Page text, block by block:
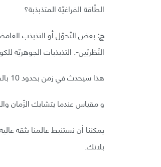
الطّاقة الفراغيّة المتذبذبة؟
ج: بعض التّحوّل أو التذبذب
النّظريّين-. التذبذبات الجوهريّة
هذا سيحدث في زمن بحدود 10 بالقوة - 34 ثانية – وهو ما يسمى زمن بلانك.
و مقياس عندما يتشابك الزّمان
يمكننا أن نستنبط عالمنا بثقة
بلانك.